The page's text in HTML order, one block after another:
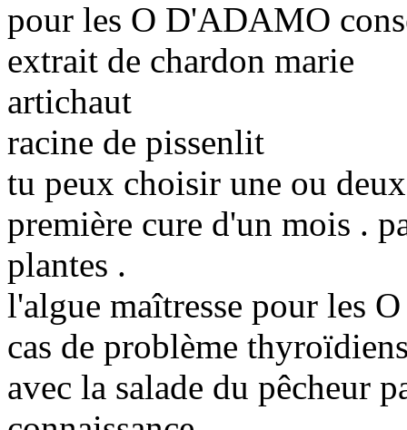
pour les O D'ADAMO
extrait de chardon marie
artichaut
racine de pissenlit
tu peux choisir une ou
première cure d'un mois .
plantes .
l'algue maîtresse pour les
cas de problème
avec la salade du pêcheur